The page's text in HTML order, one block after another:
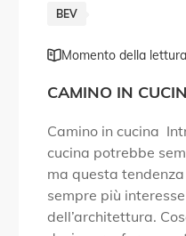
BEV
Momento della
CAMINO IN
Camino in cucina
cucina potrebbe
ma questa
sempre più
dell’architettura.